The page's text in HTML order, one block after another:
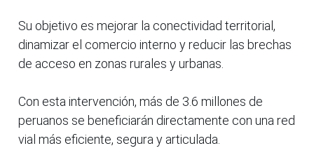
Su objetivo es mejorar la conectividad territorial,
dinamizar el comercio interno y reducir las brechas
de acceso en zonas rurales y urbanas.
Con esta intervención, más de 3.6 millones de
peruanos se beneficiarán directamente con una red
vial más eficiente, segura y articulada.